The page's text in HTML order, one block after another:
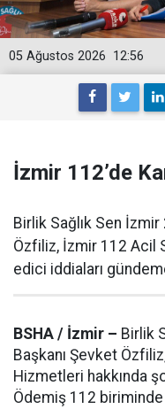
12:56
05 Ağustos 2026
İzmir 112’de
Birlik Sağlık Sen İzmir
Özfiliz, İzmir 112 Acil
edici iddiaları
BSHA / İzmir – Birlik
Başkanı Şevket
Hizmetleri hakkında
Ödemiş 112